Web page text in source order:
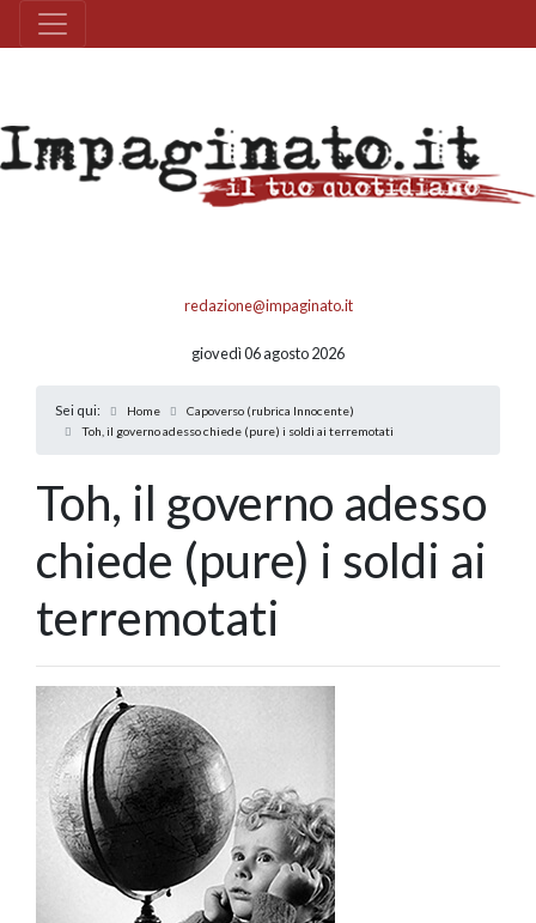
redazione@impaginato.it
giovedì 06 agosto 2026
Sei qui: Home
Capoverso (rubrica Innocente)
Toh, il governo adesso chiede (pure) i soldi ai terremotati
Toh, il governo adesso
chiede (pure) i soldi ai
terremotati